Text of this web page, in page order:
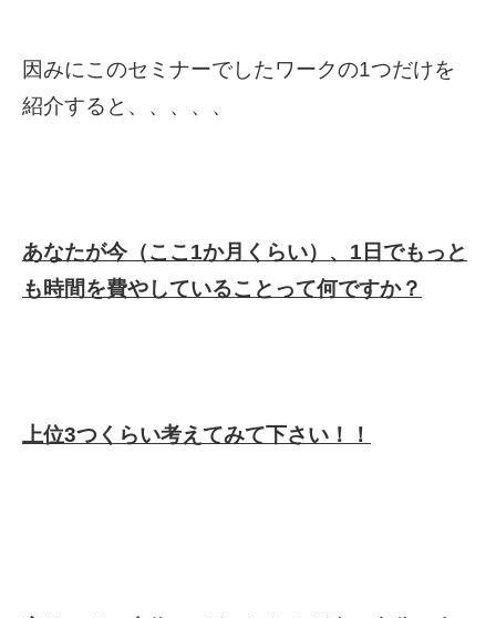
因みにこのセミナーでしたワークの1つだけを
紹介すると、、、、、
あなたが今（ここ1か月くらい）、1日でもっと
も時間を費やしていることって何ですか？
上位3つくらい考えてみて下さい！！